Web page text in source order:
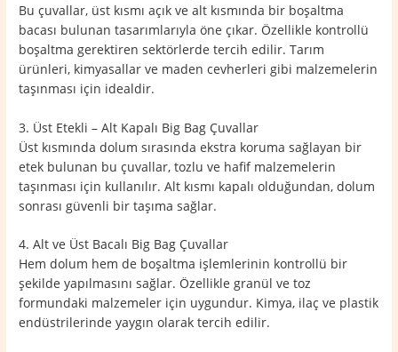
Bu çuvallar, üst kısmı açık ve alt kısmında bir boşaltma
bacası bulunan tasarımlarıyla öne çıkar. Özellikle kontrollü
boşaltma gerektiren sektörlerde tercih edilir. Tarım
ürünleri, kimyasallar ve maden cevherleri gibi malzemelerin
taşınması için idealdir.
3. Üst Etekli – Alt Kapalı Big Bag Çuvallar
Üst kısmında dolum sırasında ekstra koruma sağlayan bir
etek bulunan bu çuvallar, tozlu ve hafif malzemelerin
taşınması için kullanılır. Alt kısmı kapalı olduğundan, dolum
sonrası güvenli bir taşıma sağlar.
4. Alt ve Üst Bacalı Big Bag Çuvallar
Hem dolum hem de boşaltma işlemlerinin kontrollü bir
şekilde yapılmasını sağlar. Özellikle granül ve toz
formundaki malzemeler için uygundur. Kimya, ilaç ve plastik
endüstrilerinde yaygın olarak tercih edilir.